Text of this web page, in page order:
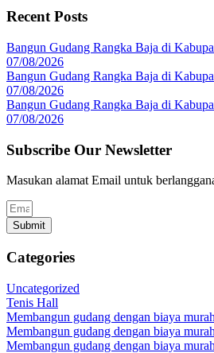
Recent Posts
Bangun Gudang Rangka Baja di
07/08/2026
Bangun Gudang Rangka Baja di
07/08/2026
Bangun Gudang Rangka Baja di
07/08/2026
Subscribe Our Newsletter
Masukan alamat Email untuk
Submit
Categories
Uncategorized
Tenis Hall
Membangun gudang dengan biaya
Membangun gudang dengan biaya
Membangun gudang dengan biaya